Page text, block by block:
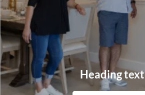
Heading text